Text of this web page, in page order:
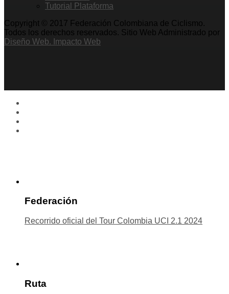
Tutorial Plataforma
Copyright © 2017 Federación Colombiana de Ciclismo.
Todos los derechos reservados. Sitio Web Administrado por
Diseño Web. Impacto Web
Federación
Recorrido oficial del Tour Colombia UCI 2.1 2024
Ruta